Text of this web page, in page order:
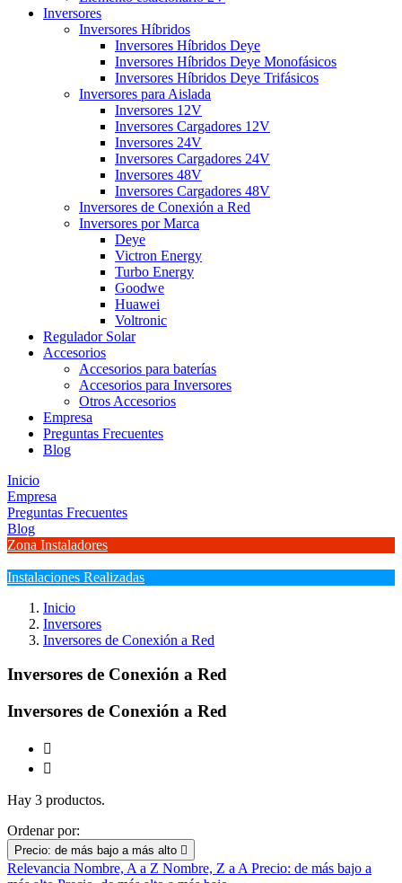
Inversores
Inversores Híbridos
Inversores Híbridos Deye
Inversores Híbridos Deye Monofásicos
Inversores Híbridos Deye Trifásicos
Inversores para Aislada
Inversores 12V
Inversores Cargadores 12V
Inversores 24V
Inversores Cargadores 24V
Inversores 48V
Inversores Cargadores 48V
Inversores de Conexión a Red
Inversores por Marca
Deye
Victron Energy
Turbo Energy
Goodwe
Huawei
Voltronic
Regulador Solar
Accesorios
Accesorios para baterías
Accesorios para Inversores
Otros Accesorios
Empresa
Preguntas Frecuentes
Blog
Inicio
Empresa
Preguntas Frecuentes
Blog
Zona Instaladores
Instalaciones Realizadas
Inicio
Inversores
Inversores de Conexión a Red
Inversores de Conexión a Red
Inversores de Conexión a Red


Hay 3 productos.
Ordenar por:
Precio: de más bajo a más alto 
Relevancia Nombre, A a Z Nombre, Z a A Precio: de más bajo a